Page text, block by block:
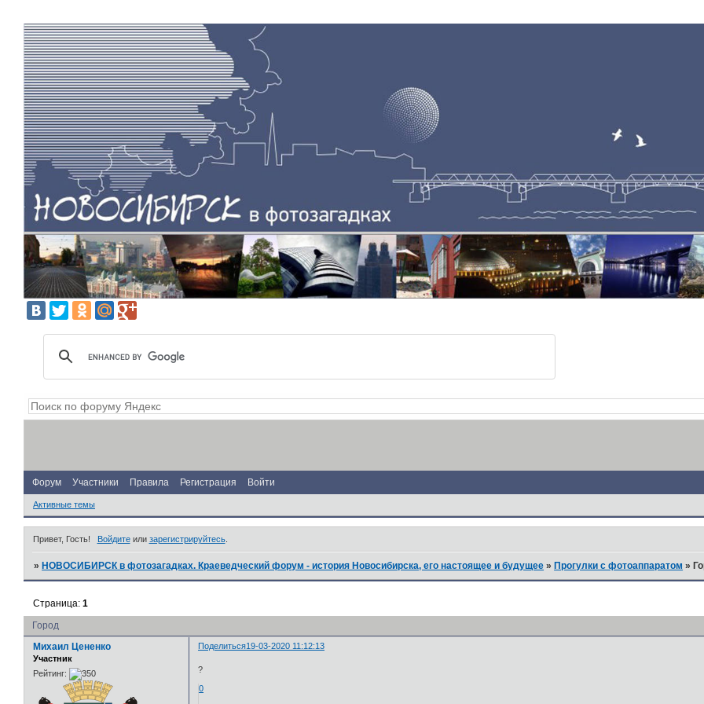
Форум Участники Правила Регистрация Войти
Активные темы
Привет, Гость! Войдитеили зарегистрируйтесь.
»НОВОСИБИРСК в фотозагадках. Краеведческий форум - история Новосибирска, его настоящее и будущее »Прогулки с фотоаппаратом »
Город
Страница:1
Поделиться19-03-2020 11:12:13
Михаил Цененко
Участник
Рейтинг:
?
0